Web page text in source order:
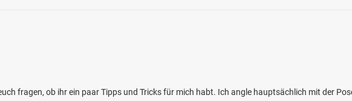
fragen, ob ihr ein paar Tipps und Tricks für mich habt. Ich angle hauptsächlich mit der